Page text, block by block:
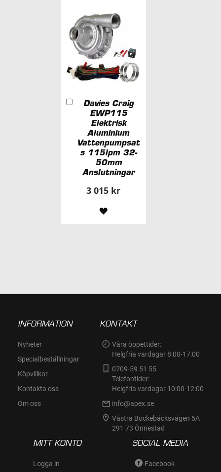
I
ÖNSKELISTA
Davies Craig
EWP115
Elektrisk
Aluminium
Vattenpumpsat
s 115lpm 32-
50mm
Anslutningar
3 015 kr
Lägg
kundvagn
LÄGG
INFORMATION
Nyheter
Specialbeställningar
Köpvillkor
Kontakta oss
Om oss
KONTAKT
Våra öppettider:
Helgfria vardagar 8:00-17:00
0709-59 51 55
Telefontider:
Helgfria vardagar 10:00-12:00
info@apex.se
Västra Bockebäcksvägen 5A
291 73 Önnestad
MITT KONTO
Logga in
SOCIAL MEDIA
Facebook